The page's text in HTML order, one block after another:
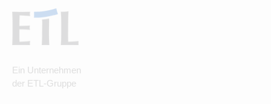
Ein Unternehmen
der ETL-Gruppe